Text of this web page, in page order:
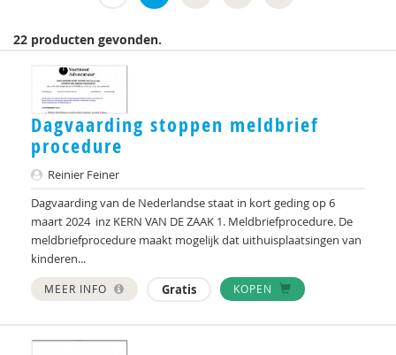
Koen Kock
Bas Levering
Danielle Oomen
Anja de Rooij
Jan Willem Roseboom
Rika van Scherrenburg
Frederik Smit
Jan van Dam
22 producten gevonden.
Dagvaarding stoppen meldbrief
procedure
Reinier Feiner
Dagvaarding van de Nederlandse staat in kort geding op 6
maart 2024 inz KERN VAN DE ZAAK 1. Meldbriefprocedure. De
meldbriefprocedure maakt mogelijk dat uithuisplaatsingen van
kinderen...
MEER INFO Gratis KOPEN